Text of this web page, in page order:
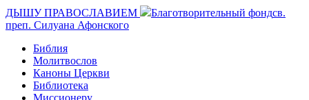
ДЫШУ ПРАВОСЛАВИЕМ Благотворительный фондсв.
преп. Силуана Афонского
Библия
Молитвослов
Каноны Церкви
Библиотека
Миссионеру